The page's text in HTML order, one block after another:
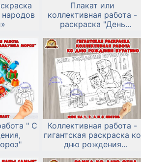
народов
Плакат или
коллективная работа -
раскраска "День
" С
Коллективная работа -
гигантская раскраска ко
дню рождения